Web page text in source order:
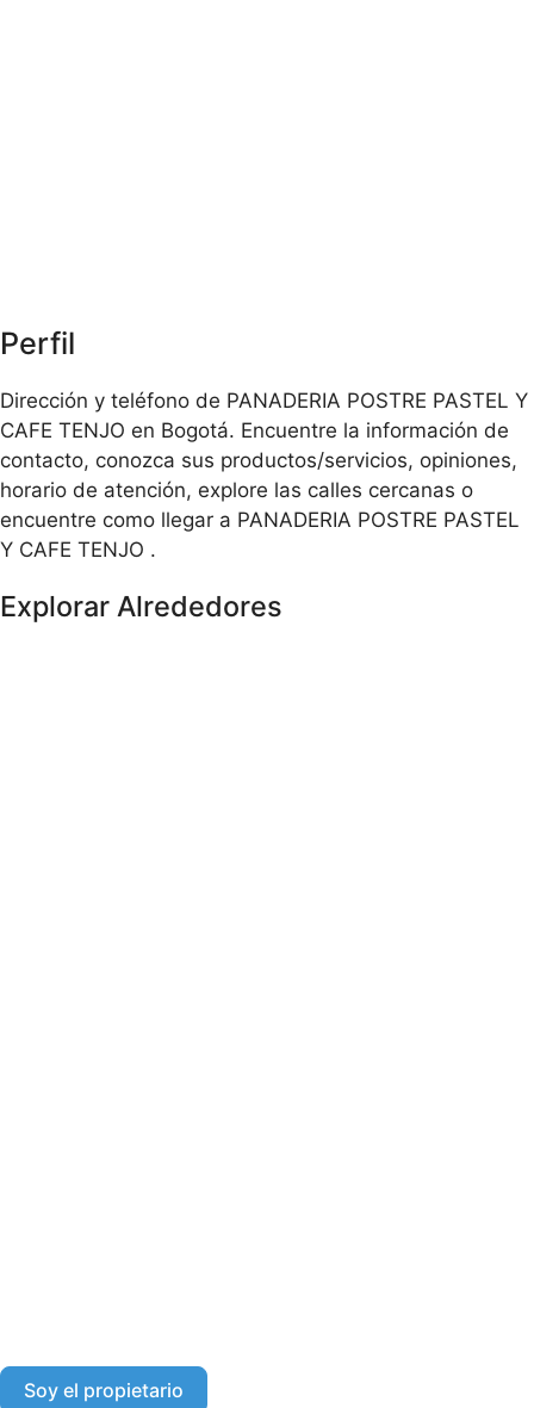
Perfil
Dirección y teléfono de PANADERIA POSTRE PASTEL Y
CAFE TENJO en Bogotá. Encuentre la información de
contacto, conozca sus productos/servicios, opiniones,
horario de atención, explore las calles cercanas o
encuentre como llegar a PANADERIA POSTRE PASTEL
Y CAFE TENJO .
Explorar Alrededores
Soy el propietario